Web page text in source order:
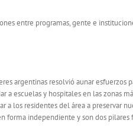
entre programas, gente e
argentinas resolvió aunar esfuerzos
a escuelas y hospitales en las zonas
los residentes del área a preservar
forma independiente y son dos